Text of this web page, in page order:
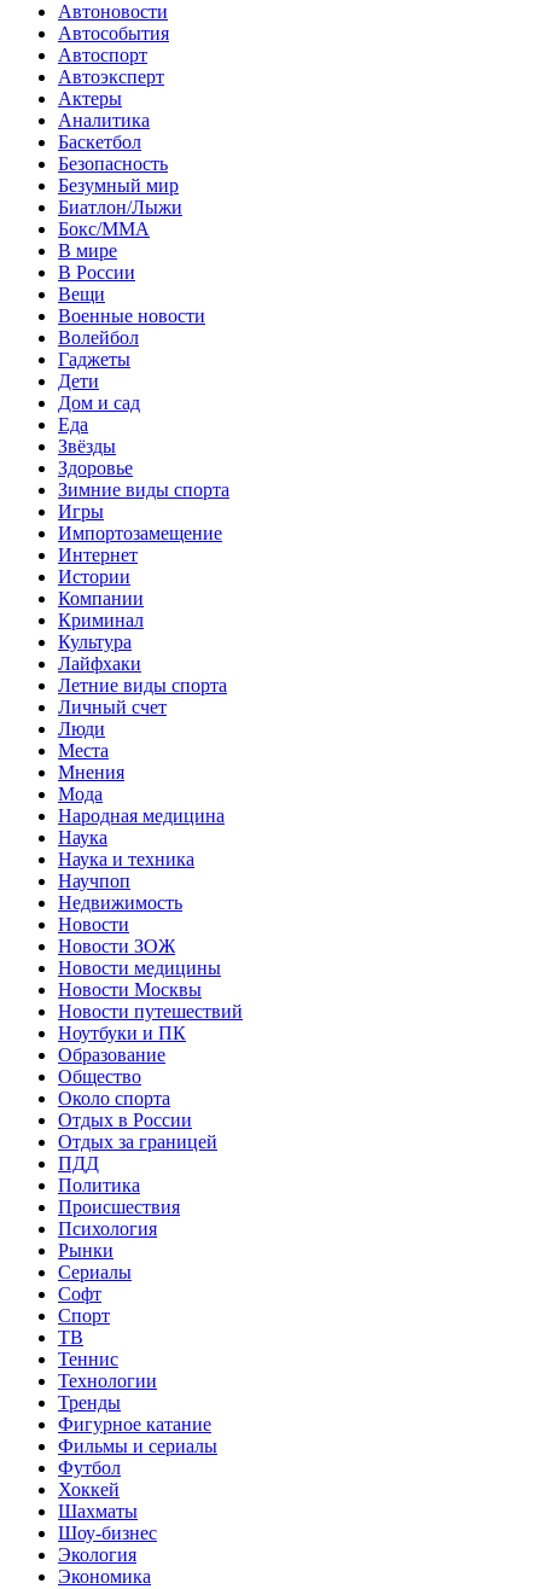
Автоновости
Автособытия
Автоспорт
Автоэксперт
Актеры
Аналитика
Баскетбол
Безопасность
Безумный мир
Биатлон/Лыжи
Бокс/MMA
В мире
В России
Вещи
Военные новости
Волейбол
Гаджеты
Дети
Дом и сад
Еда
Звёзды
Здоровье
Зимние виды спорта
Игры
Импортозамещение
Интернет
Истории
Компании
Криминал
Культура
Лайфхаки
Летние виды спорта
Личный счет
Люди
Места
Мнения
Мода
Народная медицина
Наука
Наука и техника
Научпоп
Недвижимость
Новости
Новости ЗОЖ
Новости медицины
Новости Москвы
Новости путешествий
Ноутбуки и ПК
Образование
Общество
Около спорта
Отдых в России
Отдых за границей
ПДД
Политика
Происшествия
Психология
Рынки
Сериалы
Софт
Спорт
ТВ
Теннис
Технологии
Тренды
Фигурное катание
Фильмы и сериалы
Футбол
Хоккей
Шахматы
Шоу-бизнес
Экология
Экономика